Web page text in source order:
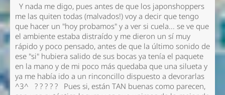
Y nada me digo, pues antes de que los japonshoppers
me las quiten todas (malvados!) voy a decir que tengo
que hacer un "hoy probamos" y a ver si cuela... se ve que
el ambiente estaba distraído y me dieron un sí muy
rápido y poco pensado, antes de que la último sonido de
ese "si" hubiera salido de sus bocas ya tenía el paquete
en la mano y de mi poco más quedaba que una silueta y
ya me había ido a un rinconcillo dispuesto a devorarlas
^3^ ? ? ? ? ? Pues si, están TAN buenas como parecen,